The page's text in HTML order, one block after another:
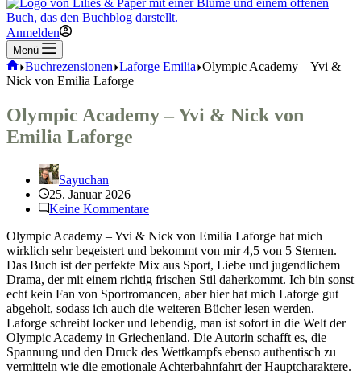
Anmelden
Menü
Start
Buchrezensionen Laforge Emilia Olympic Academy – Yvi &
Nick von Emilia Laforge
Olympic Academy – Yvi & Nick von
Emilia Laforge
Sayuchan
25. Januar 2026
Keine Kommentare
Olympic Academy – Yvi & Nick von Emilia Laforge hat mich
wirklich sehr begeistert und bekommt von mir 4,5 von 5 Sternen.
Das Buch ist der perfekte Mix aus Sport, Liebe und jugendlichem
Drama, der mit einem richtig frischen Stil daherkommt. Ich bin sonst
echt kein Fan von Sportromancen, aber hier hat mich Laforge gut
abgeholt, sodass ich auch die weiteren Bücher lesen werden.
Laforge schreibt locker und lebendig, man ist sofort in die Welt der
Olympic Academy in Griechenland. Die Autorin schafft es, die
Spannung und den Druck des Wettkampfs ebenso authentisch zu
vermitteln wie die emotionale Achterbahnfahrt der Hauptcharaktere.